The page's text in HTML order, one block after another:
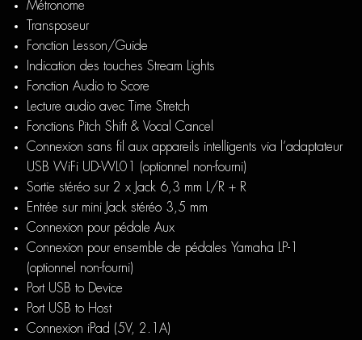
Métronome
Transposeur
Fonction Lesson/Guide
Indication des touches Stream Lights
Fonction Audio to Score
Lecture audio avec Time Stretch
Fonctions Pitch Shift & Vocal Cancel
Connexion sans fil aux appareils intelligents via l’adaptateur
USB WiFi UD-WL01 (optionnel non-fourni)
Sortie stéréo sur 2 x Jack 6,3 mm L/R + R
Entrée sur mini Jack stéréo 3,5 mm
Connexion pour pédale Aux
Connexion pour ensemble de pédales Yamaha LP-1
(optionnel non-fourni)
Port USB to Device
Port USB to Host
Connexion iPad (5V, 2.1A)